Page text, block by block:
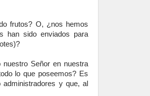
frutos? O, ¿nos hemos
han sido enviados para
Señor en nuestra
lo que poseemos? Es
y que, al